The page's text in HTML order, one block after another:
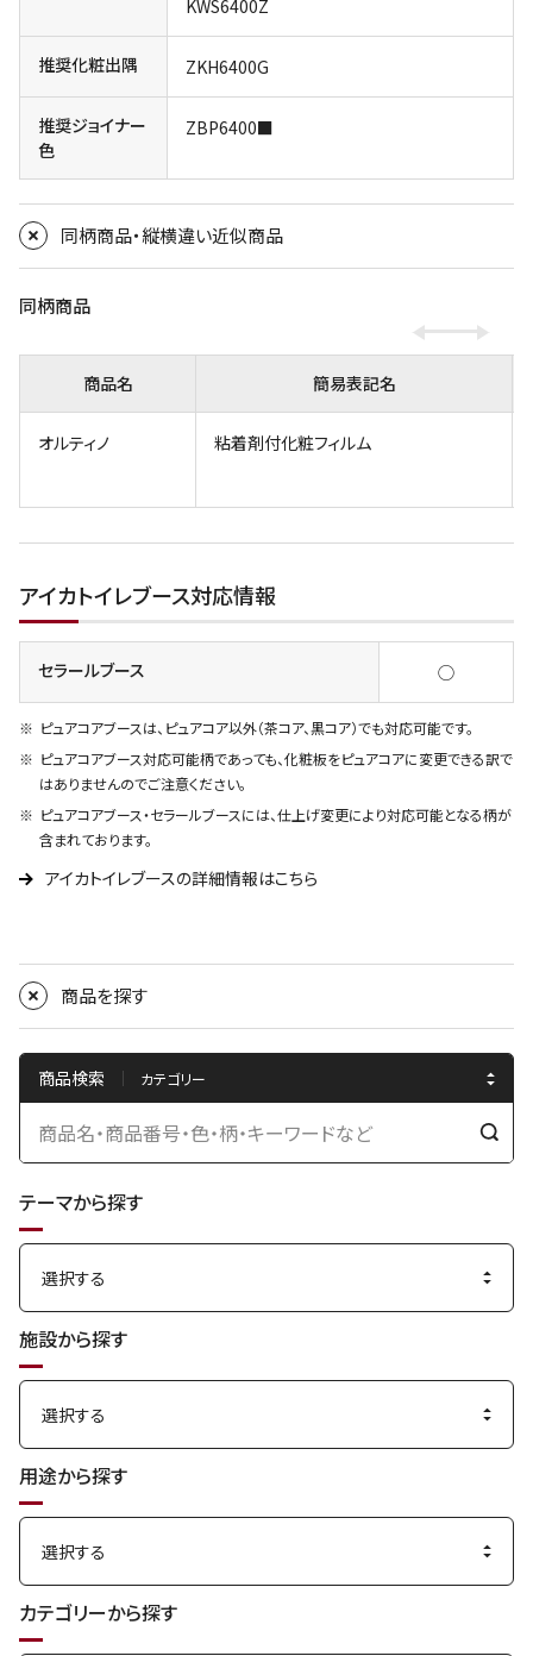
KWS6400Z
推奨化粧出隅 ZKH6400G
推奨ジョイナー
色
ZBP6400■
同柄商品・縦横違い近似商品
同柄商品
商品名 簡易表記名
オルティノ 粘着剤付化粧フィルム
アイカトイレブース対応情報
セラールブース ◯
ピュアコアブースは、ピュアコア以外（茶コア、黒コア）でも対応可能です。
ピュアコアブース対応可能柄であっても、化粧板をピュアコアに変更できる訳で
はありませんのでご注意ください。
ピュアコアブース・セラールブースには、仕上げ変更により対応可能となる柄が
含まれております。
アイカトイレブースの詳細情報はこちら
商品を探す
商品検索
検
テーマから探す
施設から探す
用途から探す
カテゴリーから探す